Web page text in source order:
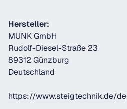
Hersteller:
MUNK GmbH
Rudolf-Diesel-Straße 23
89312 Günzburg
Deutschland
https://www.steigtechnik.de/de